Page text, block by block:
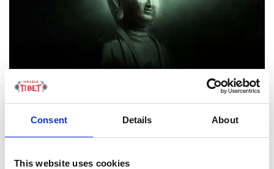
Consent Details About
This website uses cookies